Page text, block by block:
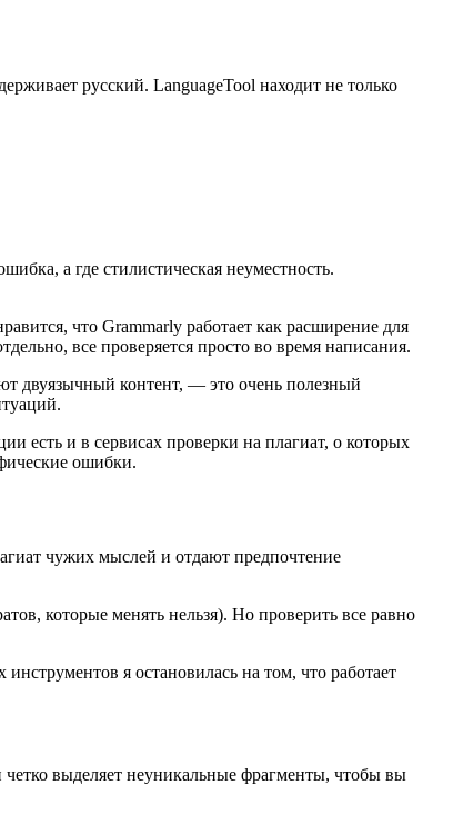
русский. LanguageTool находит не только
а где стилистическая неуместность.
что Grammarly работает как расширение для
все проверяется просто во время написания.
двуязычный контент, — это очень полезный
есть и в сервисах проверки на плагиат, о которых
ошибки.
чужих мыслей и отдают предпочтение
которые менять нельзя). Но проверить все равно
я остановилась на том, что работает
выделяет неуникальные фрагменты, чтобы вы